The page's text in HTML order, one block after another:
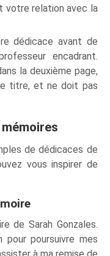
votre relation avec la
dédicace avant de
encadrant.
la deuxième page,
titre, et ne doit pas
de dédicaces de
vous inspirer de
de Sarah Gonzales.
poursuivre mes